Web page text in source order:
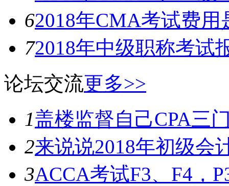
62018年CMA考试费用
72018年中级职称考试
论坛交流更多>>
1盖楼监督自己CPA三
2来说说2018年初级会
3ACCA考试F3、F4，